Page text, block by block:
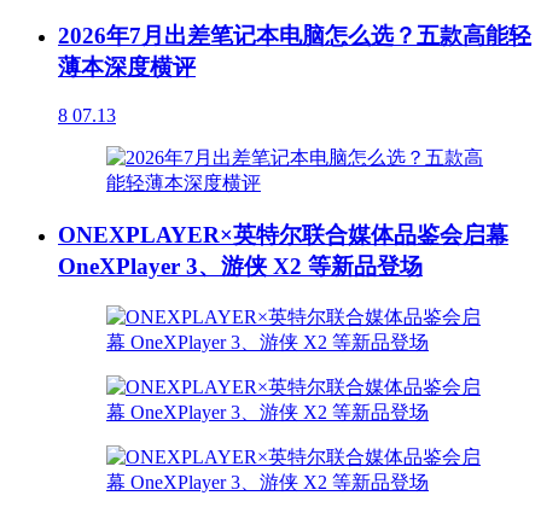
2026年7月出差笔记本电脑怎么选？五款高能轻
薄本深度横评
8 07.13
ONEXPLAYER×英特尔联合媒体品鉴会启幕
OneXPlayer 3、游侠 X2 等新品登场